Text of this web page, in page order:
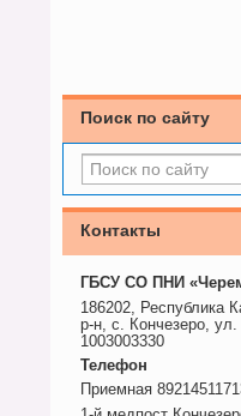
Поиск по сайту
Контакты
ГБСУ СО ПНИ
186202, Республика
р-н, с. Кончезеро,
1003003330
Телефон
Приемная